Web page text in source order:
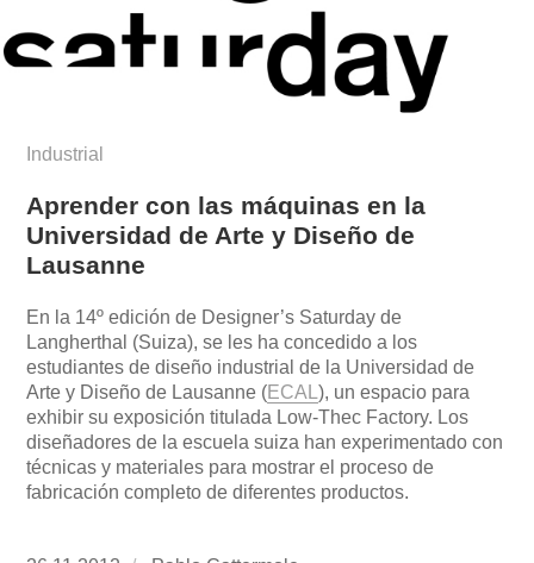
Industrial
Aprender con las máquinas en la
Universidad de Arte y Diseño de
Lausanne
En la 14º edición de Designer’s Saturday de
Langherthal (Suiza), se les ha concedido a los
estudiantes de diseño industrial de la Universidad de
Arte y Diseño de Lausanne (ECAL), un espacio para
exhibir su exposición titulada Low-Thec Factory. Los
diseñadores de la escuela suiza han experimentado con
técnicas y materiales para mostrar el proceso de
fabricación completo de diferentes productos.